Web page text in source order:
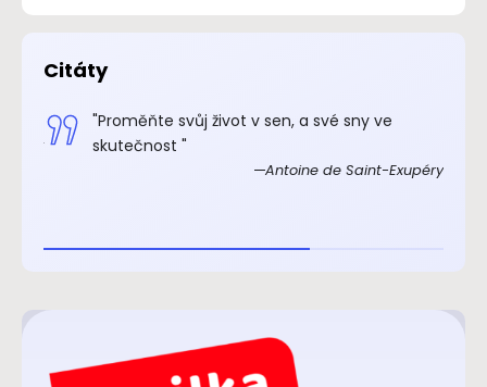
Citáty
"Proměňte svůj život v sen, a své sny ve
skutečnost "
Antoine de Saint-Exupéry